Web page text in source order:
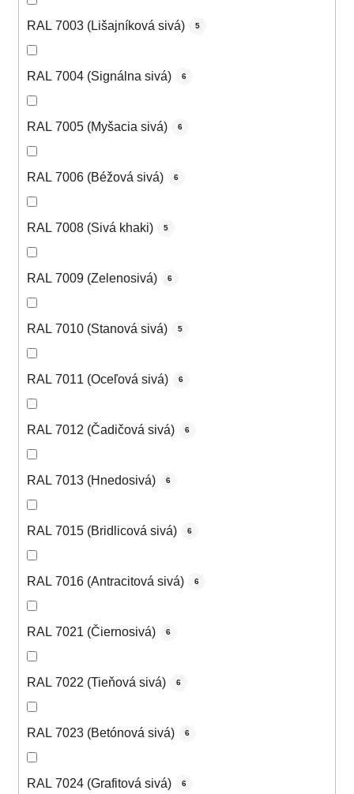
RAL 7003 (Lišajníková sivá) 5
RAL 7004 (Signálna sivá) 6
RAL 7005 (Myšacia sivá) 6
RAL 7006 (Béžová sivá) 6
RAL 7008 (Sivá khaki) 5
RAL 7009 (Zelenosivá) 6
RAL 7010 (Stanová sivá) 5
RAL 7011 (Oceľová sivá) 6
RAL 7012 (Čadičová sivá) 6
RAL 7013 (Hnedosivá) 6
RAL 7015 (Bridlicová sivá) 6
RAL 7016 (Antracitová sivá) 6
RAL 7021 (Čiernosivá) 6
RAL 7022 (Tieňová sivá) 6
RAL 7023 (Betónová sivá) 6
RAL 7024 (Grafitová sivá) 6